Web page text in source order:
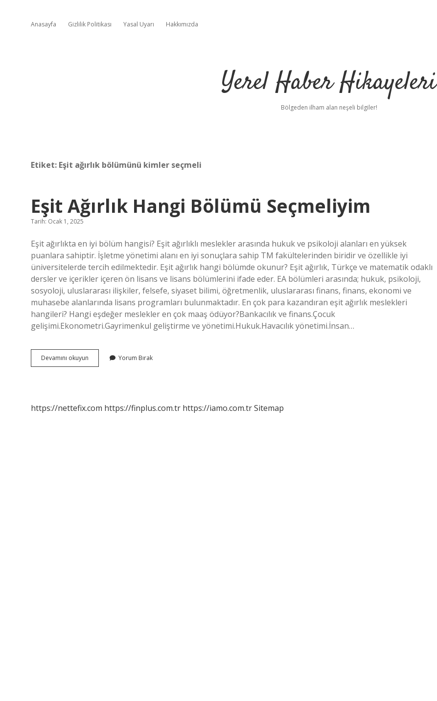
Anasayfa Gizlilik Politikası Yasal Uyarı Hakkımızda
Yerel Haber Hikayeleri
Bölgeden ilham alan neşeli bilgiler!
Etiket: Eşit ağırlık bölümünü kimler seçmeli
Eşit Ağırlık Hangi Bölümü Seçmeliyim
Tarih: Ocak 1, 2025
Eşit ağırlıkta en iyi bölüm hangisi? Eşit ağırlıklı meslekler arasında hukuk ve psikoloji alanları en yüksek
puanlara sahiptir. İşletme yönetimi alanı en iyi sonuçlara sahip TM fakültelerinden biridir ve özellikle iyi
üniversitelerde tercih edilmektedir. Eşit ağırlık hangi bölümde okunur? Eşit ağırlık, Türkçe ve matematik odaklı
dersler ve içerikler içeren ön lisans ve lisans bölümlerini ifade eder. EA bölümleri arasında; hukuk, psikoloji,
sosyoloji, uluslararası ilişkiler, felsefe, siyaset bilimi, öğretmenlik, uluslararası finans, finans, ekonomi ve
muhasebe alanlarında lisans programları bulunmaktadır. En çok para kazandıran eşit ağırlık meslekleri
hangileri? Hangi eşdeğer meslekler en çok maaş ödüyor?Bankacılık ve finans.Çocuk
gelişimi.Ekonometri.Gayrimenkul geliştirme ve yönetimi.Hukuk.Havacılık yönetimi.İnsan…
Devamını okuyun
Ağırlık
Yorum Bırak
https://nettefix.com https://finplus.com.tr https://iamo.com.trSitemap